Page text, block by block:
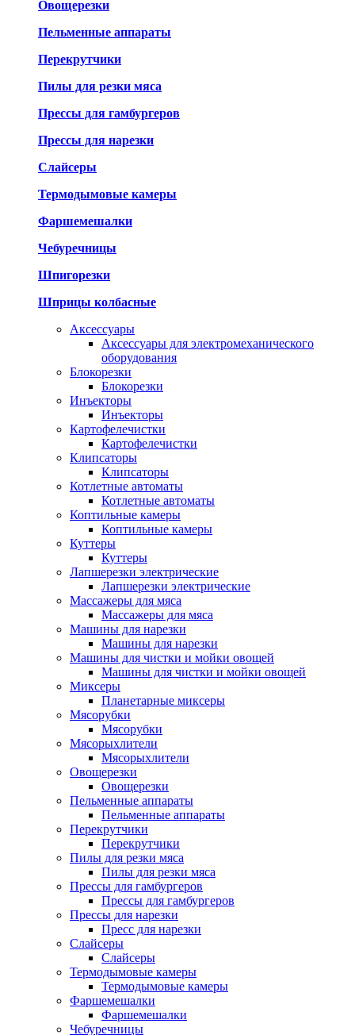
Овощерезки
Пельменные аппараты
Перекрутчики
Пилы для резки мяса
Прессы для гамбургеров
Прессы для нарезки
Слайсеры
Термодымовые камеры
Фаршемешалки
Чебуречницы
Шпигорезки
Шприцы колбасные
Аксессуары
Аксессуары для электромеханического
оборудования
Блокорезки
Блокорезки
Инъекторы
Инъекторы
Картофелечистки
Картофелечистки
Клипсаторы
Клипсаторы
Котлетные автоматы
Котлетные автоматы
Коптильные камеры
Коптильные камеры
Куттеры
Куттеры
Лапшерезки электрические
Лапшерезки электрические
Массажеры для мяса
Массажеры для мяса
Машины для нарезки
Машины для нарезки
Машины для чистки и мойки овощей
Машины для чистки и мойки овощей
Миксеры
Планетарные миксеры
Мясорубки
Мясорубки
Мясорыхлители
Мясорыхлители
Овощерезки
Овощерезки
Пельменные аппараты
Пельменные аппараты
Перекрутчики
Перекрутчики
Пилы для резки мяса
Пилы для резки мяса
Прессы для гамбургеров
Прессы для гамбургеров
Прессы для нарезки
Пресс для нарезки
Слайсеры
Слайсеры
Термодымовые камеры
Термодымовые камеры
Фаршемешалки
Фаршемешалки
Чебуречницы